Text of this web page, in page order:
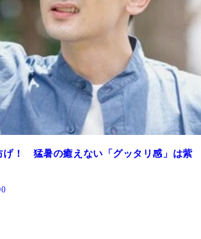
！ 猛暑の癒えない「グッタリ感」は紫